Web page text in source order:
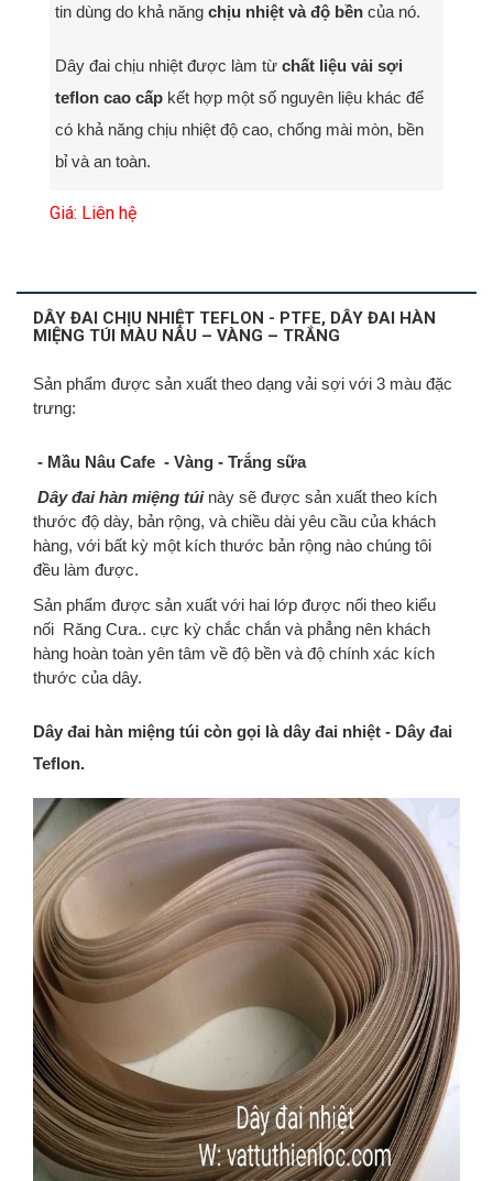
tin dùng do khả năng chịu nhiệt và độ bền của nó.
Dây đai chịu nhiệt được làm từ chất liệu vải sợi
teflon cao cấp kết hợp một số nguyên liệu khác để
có khả năng chịu nhiệt độ cao, chống mài mòn, bền
bỉ và an toàn.
Giá: Liên hệ
DÂY ĐAI CHỊU NHIỆT TEFLON - PTFE, DÂY ĐAI HÀN
MIỆNG TÚI MÀU NÂU – VÀNG – TRẮNG
Sản phẩm được sản xuất theo dạng vải sợi với 3 màu đặc
trưng:
- Mầu Nâu Cafe - Vàng - Trắng sữa
Dây đai hàn miệng túi này sẽ được sản xuất theo kích
thước độ dày, bản rộng, và chiều dài yêu cầu của khách
hàng, với bất kỳ một kích thước bản rộng nào chúng tôi
đều làm được.
Sản phẩm được sản xuất với hai lớp được nối theo kiểu
nối Răng Cưa.. cực kỳ chắc chắn và phẳng nên khách
hàng hoàn toàn yên tâm về độ bền và độ chính xác kích
thước của dây.
Dây đai hàn miệng túi còn gọi là dây đai nhiệt - Dây đai
Teflon.